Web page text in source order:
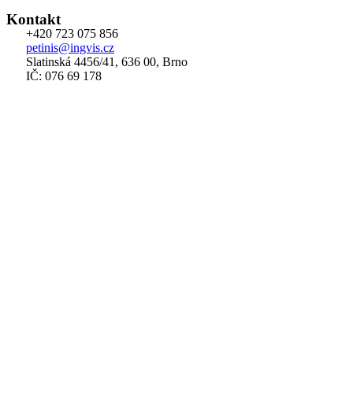
Kontakt
+420 723 075 856
petinis@ingvis.cz
Slatinská 4456/41, 636 00, Brno
IČ: 076 69 178